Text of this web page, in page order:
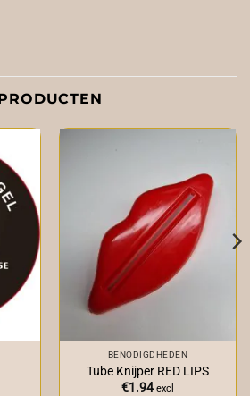
BENODIGDHEDEN
Tube Knijper RED LIPS
€1.94 excl